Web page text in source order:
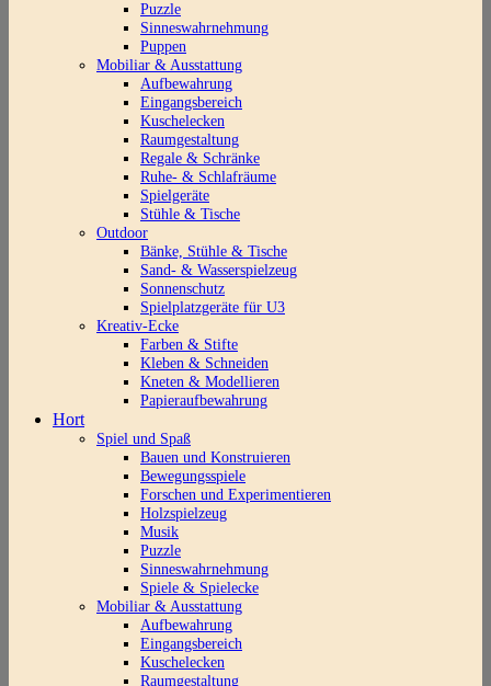
Puzzle
Sinneswahrnehmung
Puppen
Mobiliar & Ausstattung
Aufbewahrung
Eingangsbereich
Kuschelecken
Raumgestaltung
Regale & Schränke
Ruhe- & Schlafräume
Spielgeräte
Stühle & Tische
Outdoor
Bänke, Stühle & Tische
Sand- & Wasserspielzeug
Sonnenschutz
Spielplatzgeräte für U3
Kreativ-Ecke
Farben & Stifte
Kleben & Schneiden
Kneten & Modellieren
Papieraufbewahrung
Hort
Spiel und Spaß
Bauen und Konstruieren
Bewegungsspiele
Forschen und Experimentieren
Holzspielzeug
Musik
Puzzle
Sinneswahrnehmung
Spiele & Spielecke
Mobiliar & Ausstattung
Aufbewahrung
Eingangsbereich
Kuschelecken
Raumgestaltung